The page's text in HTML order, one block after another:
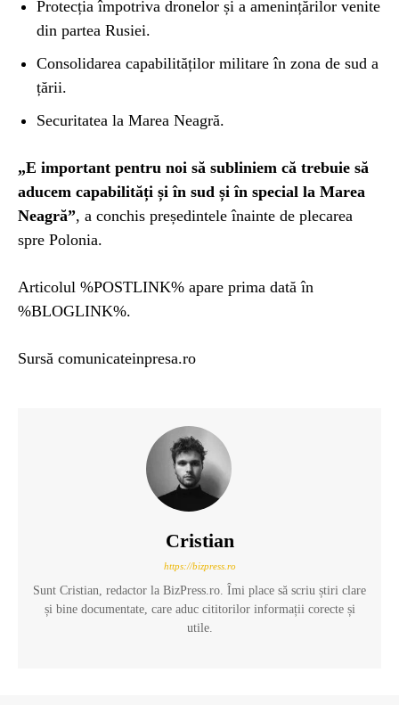
Protecția împotriva dronelor și a amenințărilor venite
din partea Rusiei.
Consolidarea capabilităților militare în zona de sud a
țării.
Securitatea la Marea Neagră.
„E important pentru noi să subliniem că trebuie să
aducem capabilități și în sud și în special la Marea
Neagră”, a conchis președintele înainte de plecarea
spre Polonia.
Articolul %POSTLINK% apare prima dată în
%BLOGLINK%.
Sursă comunicateinpresa.ro
Cristian
https://bizpress.ro
Sunt Cristian, redactor la BizPress.ro. Îmi place să scriu știri clare
și bine documentate, care aduc cititorilor informații corecte și
utile.